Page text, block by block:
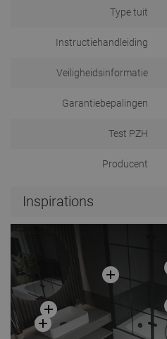
Type tuit
Instructiehandleiding
Veiligheidsinformatie
Garantiebepalingen
Test PZH
Producent
Inspirations